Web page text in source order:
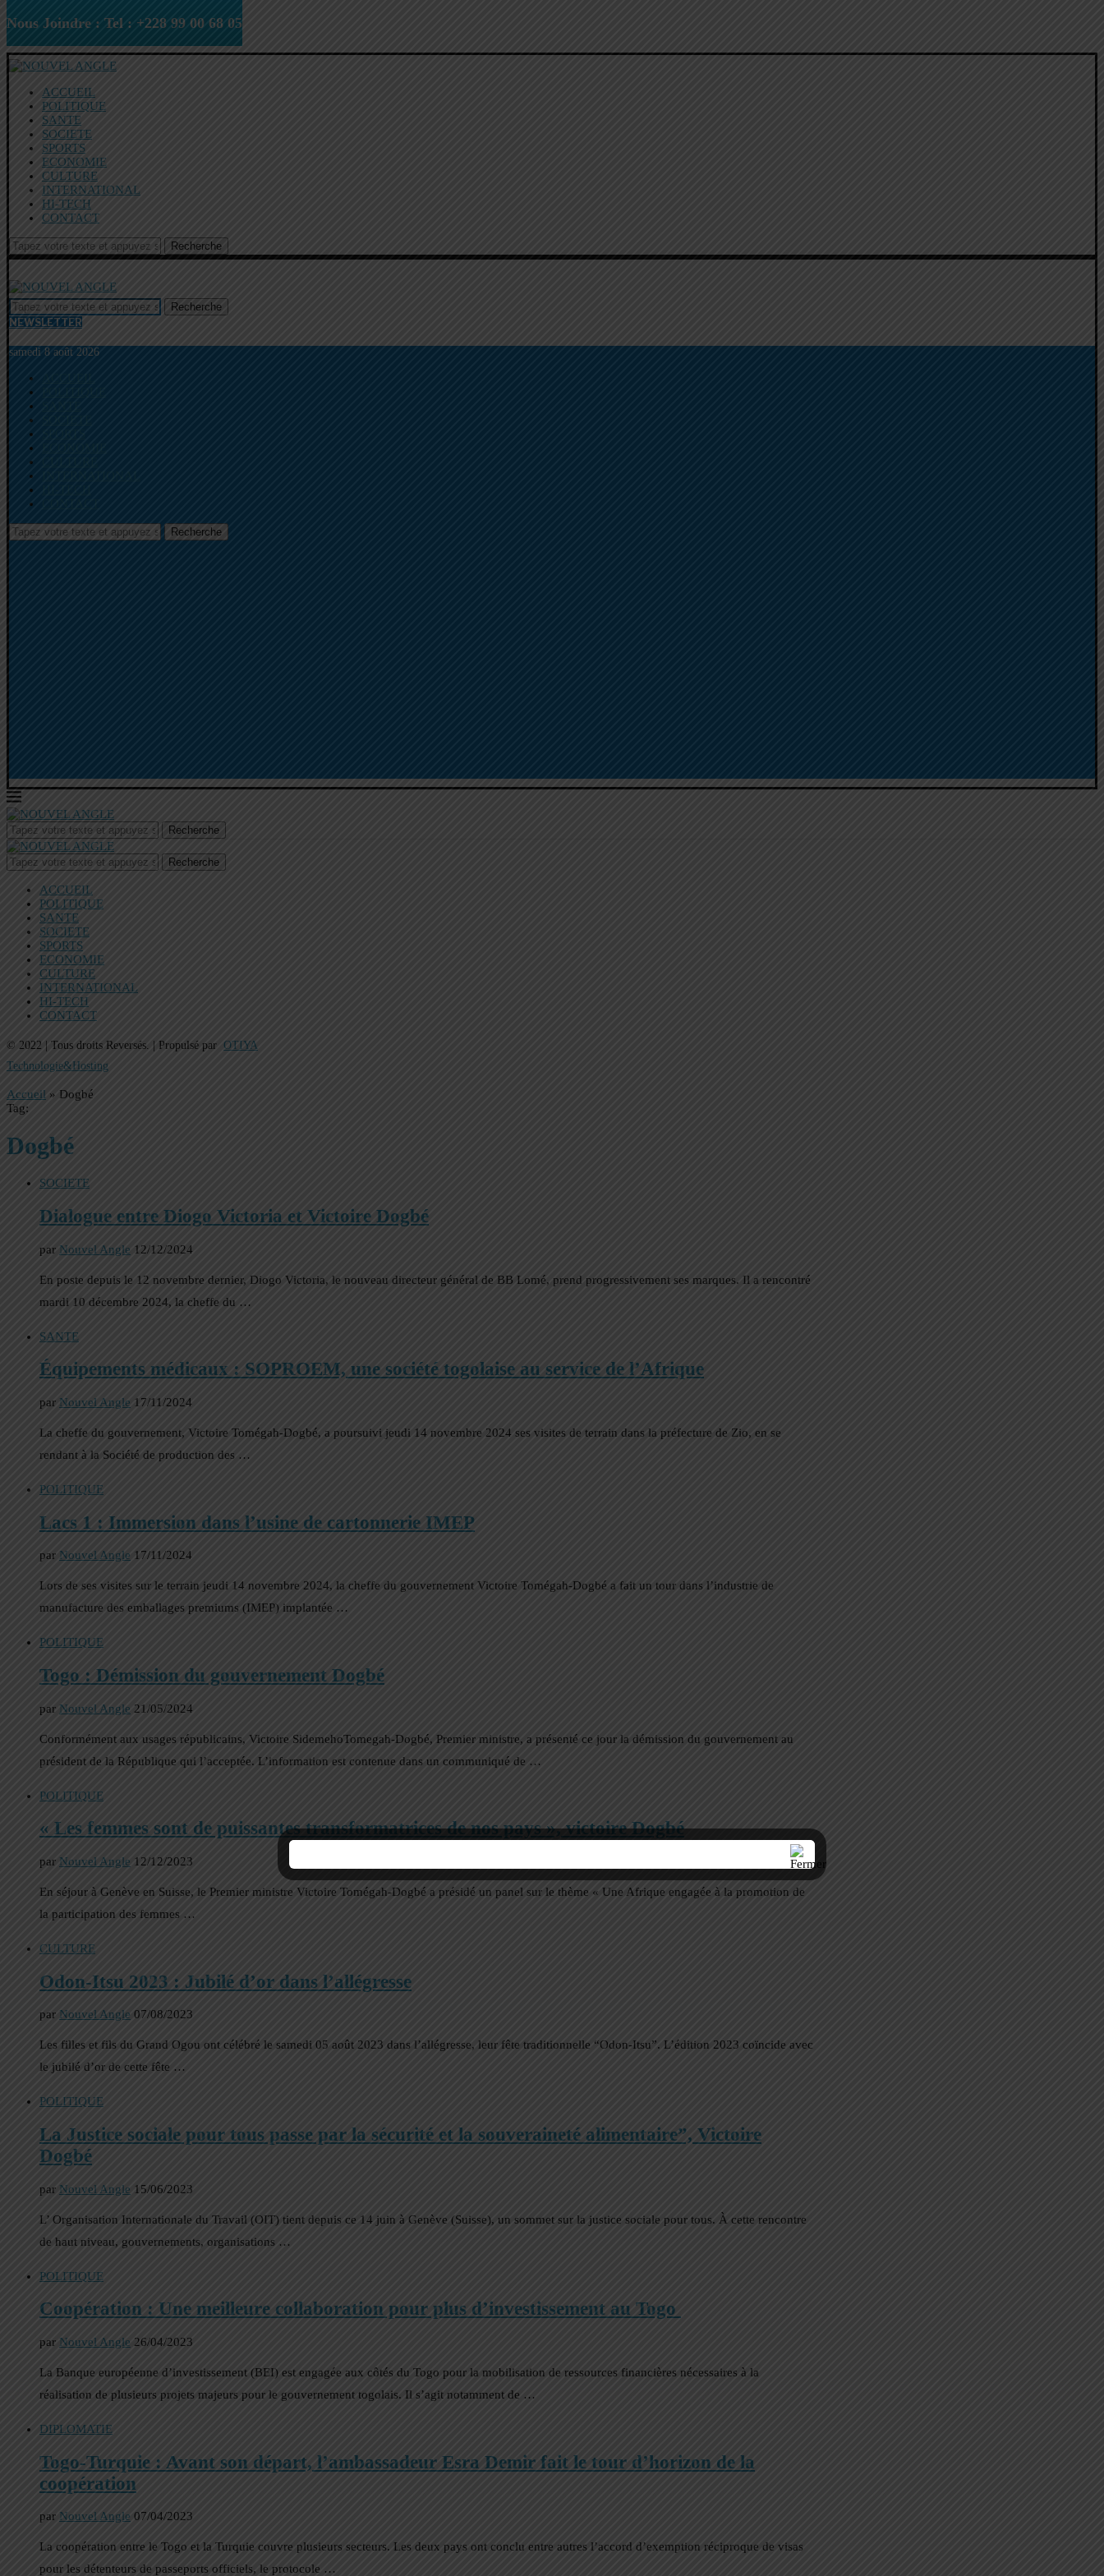
Nous Joindre : Tel : +228 99 00 68 05
ACCUEIL
POLITIQUE
SANTE
SOCIETE
SPORTS
ECONOMIE
CULTURE
INTERNATIONAL
HI-TECH
CONTACT
Recherche
Recherche
NEWSLETTER
samedi 8 août 2026
Recherche
Recherche
Recherche
ACCUEIL
POLITIQUE
SANTE
SOCIETE
SPORTS
ECONOMIE
CULTURE
INTERNATIONAL
HI-TECH
CONTACT
© 2022 | Tous droits Reversés. | Propulsé par OTIYA
Technologie&Hosting
Accueil » Dogbé
Tag:
Dogbé
SOCIETE
Dialogue entre Diogo Victoria et Victoire Dogbé
par Nouvel Angle 12/12/2024
En poste depuis le 12 novembre dernier, Diogo Victoria, le nouveau directeur général de BB Lomé, prend progressivement ses marques. Il a rencontré
mardi 10 décembre 2024, la cheffe du …
SANTE
Équipements médicaux : SOPROEM, une société togolaise au service de l’Afrique
par Nouvel Angle 17/11/2024
La cheffe du gouvernement, Victoire Tomégah-Dogbé, a poursuivi jeudi 14 novembre 2024 ses visites de terrain dans la préfecture de Zio, en se
rendant à la Société de production des …
POLITIQUE
Lacs 1 : Immersion dans l’usine de cartonnerie IMEP
par Nouvel Angle 17/11/2024
Lors de ses visites sur le terrain jeudi 14 novembre 2024, la cheffe du gouvernement Victoire Tomégah-Dogbé a fait un tour dans l’industrie de
manufacture des emballages premiums (IMEP) implantée …
POLITIQUE
Togo : Démission du gouvernement Dogbé
par Nouvel Angle 21/05/2024
Conformément aux usages républicains, Victoire SidemehoTomegah-Dogbé, Premier ministre, a présenté ce jour la démission du gouvernement au
président de la République qui l’acceptée. L’information est contenue dans un communiqué de …
POLITIQUE
« Les femmes sont de puissantes transformatrices de nos pays », victoire Dogbé
par Nouvel Angle 12/12/2023
En séjour à Genève en Suisse, le Premier ministre Victoire Tomégah-Dogbé a présidé un panel sur le thème « Une Afrique engagée à la promotion de
la participation des femmes …
CULTURE
Odon-Itsu 2023 : Jubilé d’or dans l’allégresse
par Nouvel Angle 07/08/2023
Les filles et fils du Grand Ogou ont célébré le samedi 05 août 2023 dans l’allégresse, leur fête traditionnelle “Odon-Itsu”. L’édition 2023 coïncide avec
le jubilé d’or de cette fête …
POLITIQUE
La Justice sociale pour tous passe par la sécurité et la souveraineté alimentaire”, Victoire
Dogbé
par Nouvel Angle 15/06/2023
L’ Organisation Internationale du Travail (OIT) tient depuis ce 14 juin à Genève (Suisse), un sommet sur la justice sociale pour tous. À cette rencontre
de haut niveau, gouvernements, organisations …
POLITIQUE
Coopération : Une meilleure collaboration pour plus d’investissement au Togo
par Nouvel Angle 26/04/2023
La Banque européenne d’investissement (BEI) est engagée aux côtés du Togo pour la mobilisation de ressources financières nécessaires à la
réalisation de plusieurs projets majeurs pour le gouvernement togolais. Il s’agit notamment de …
DIPLOMATIE
Togo-Turquie : Avant son départ, l’ambassadeur Esra Demir fait le tour d’horizon de la
coopération
par Nouvel Angle 07/04/2023
La coopération entre le Togo et la Turquie couvre plusieurs secteurs. Les deux pays ont conclu entre autres l’accord d’exemption réciproque de visas
pour les détenteurs de passeports officiels, le protocole …